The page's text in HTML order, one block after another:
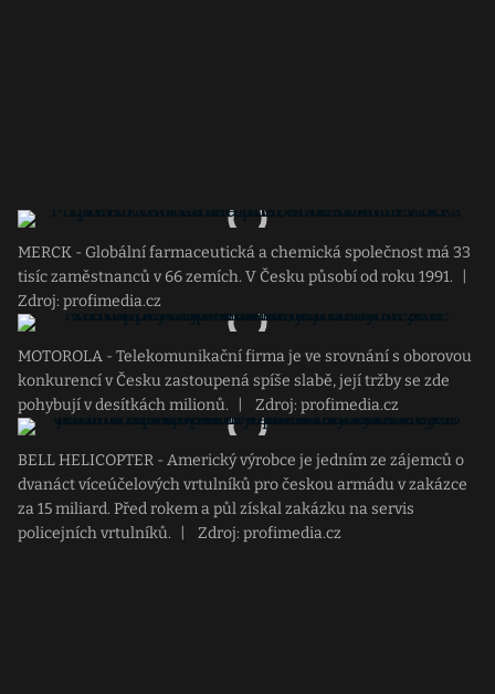
MERCK - Globální farmaceutická a chemická společnost má 33
tisíc zaměstnanců v 66 zemích. V Česku působí od roku 1991.
Zdroj: profimedia.cz
MOTOROLA - Telekomunikační firma je ve srovnání s oborovou
konkurencí v Česku zastoupená spíše slabě, její tržby se zde
pohybují v desítkách milionů.
Zdroj: profimedia.cz
BELL HELICOPTER - Americký výrobce je jedním ze zájemců o
dvanáct víceúčelových vrtulníků pro českou armádu v zakázce
za 15 miliard. Před rokem a půl získal zakázku na servis
policejních vrtulníků.
Zdroj: profimedia.cz